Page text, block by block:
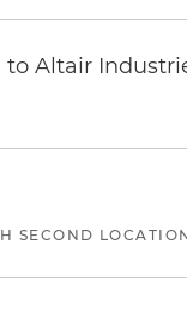
to Altair
SECOND